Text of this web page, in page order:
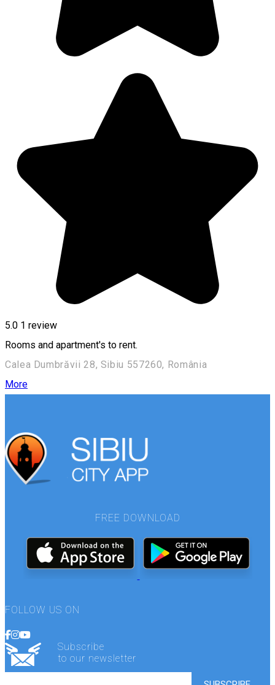
5.0 1 review
Rooms and apartment's to rent.
Calea Dumbrăvii 28, Sibiu 557260, România
More
FREE DOWNLOAD
FOLLOW US ON
Subscribe
to our newsletter